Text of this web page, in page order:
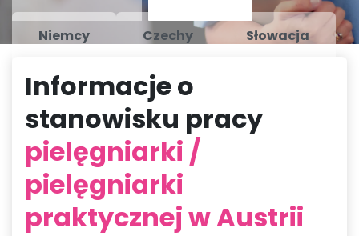
Niemcy Czechy Słowacja
Informacje o
stanowisku pracy
pielęgniarki /
pielęgniarki
praktycznej w Austrii